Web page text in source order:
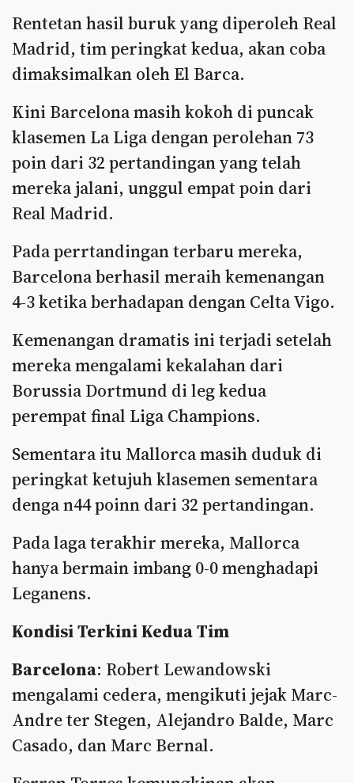
Rentetan hasil buruk yang diperoleh Real
Madrid, tim peringkat kedua, akan coba
dimaksimalkan oleh El Barca.
Kini Barcelona masih kokoh di puncak
klasemen La Liga dengan perolehan 73
poin dari 32 pertandingan yang telah
mereka jalani, unggul empat poin dari
Real Madrid.
Pada perrtandingan terbaru mereka,
Barcelona berhasil meraih kemenangan
4-3 ketika berhadapan dengan Celta Vigo.
Kemenangan dramatis ini terjadi setelah
mereka mengalami kekalahan dari
Borussia Dortmund di leg kedua
perempat final Liga Champions.
Sementara itu Mallorca masih duduk di
peringkat ketujuh klasemen sementara
denga n44 poinn dari 32 pertandingan.
Pada laga terakhir mereka, Mallorca
hanya bermain imbang 0-0 menghadapi
Leganens.
Kondisi Terkini Kedua Tim
Barcelona: Robert Lewandowski
mengalami cedera, mengikuti jejak Marc-
Andre ter Stegen, Alejandro Balde, Marc
Casado, dan Marc Bernal.